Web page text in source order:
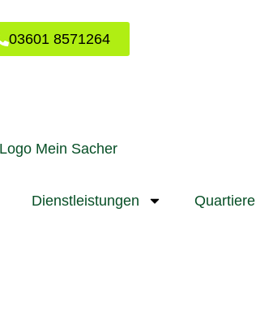
03601 8571264
Dienstleistungen Quartiere